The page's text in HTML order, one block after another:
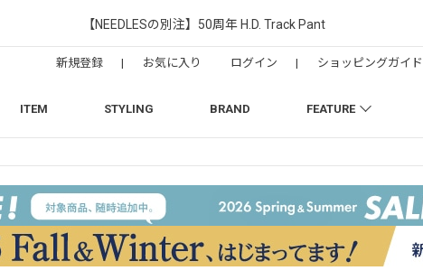
【NEEDLESの別注】50周年 H.D. Track Pant
ITEM STYLING BRAND FEATURE
新規登録 | お気に入り ログイン | ショッピングガイド